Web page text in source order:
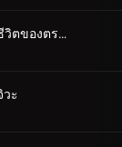
ตอนที่ 18 วันหนึ่งในชีวิตของตระกูลอุซึมากิ
วะ